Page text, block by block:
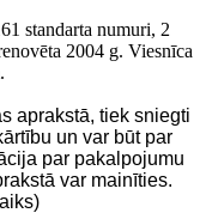
standarta numuri, 2
2004 g. Viesnīca
aprakstā, tiek sniegti
un var būt par
par pakalpojumu
var mainīties.